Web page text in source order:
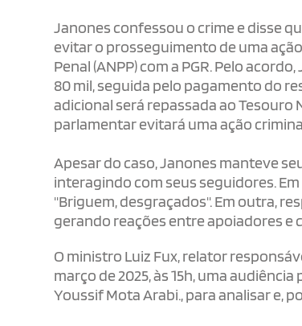
Janones confessou o crime e disse
evitar o prosseguimento de uma
Penal (ANPP) com a PGR. Pelo
80 mil, seguida pelo pagamento do
adicional será repassada ao
parlamentar evitará uma ação
Apesar do caso, Janones manteve
interagindo com seus seguidores.
"Briguem, desgraçados". Em outra,
gerando reações entre apoiadores e
O ministro Luiz Fux, relator
março de 2025, às 15h, uma
Youssif Mota Arabi., para analisar e,